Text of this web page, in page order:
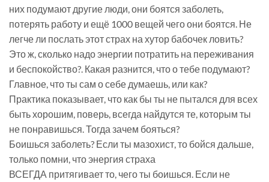
них подумают другие люди, они боятся заболеть,
потерять работу и ещё 1000 вещей чего они боятся. Не
легче ли послать этот страх на хутор бабочек ловить?
Это ж, сколько надо энергии потратить на переживания
и беспокойство?. Какая разнится, что о тебе подумают?
Главное, что ты сам о себе думаешь, или как?
Практика показывает, что как бы ты не пытался для всех
быть хорошим, поверь, всегда найдутся те, которым ты
не понравишься. Тогда зачем бояться?
Боишься заболеть? Если ты мазохист, то бойся дальше,
только помни, что энергия страха
ВСЕГДА притягивает то, чего ты боишься. Если не